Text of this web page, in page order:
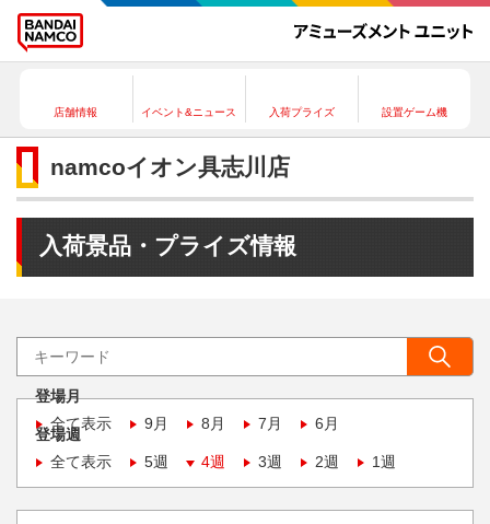
店舗情報 イベント&ニュース 入荷プライズ 設置ゲーム機
namcoイオン具志川店
入荷景品・プライズ情報
登場月
全て表示
9月 8月 7月 6月
登場週
全て表示
5週 4週 3週 2週 1週